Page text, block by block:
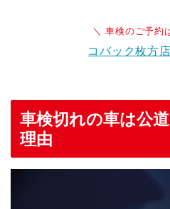
＼ 車検のご予約
コバック枚方
車検切れの車は公
理由